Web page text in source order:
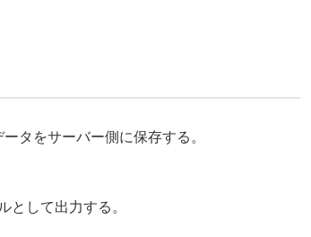
タをサーバー側に保存する。
して出力する。